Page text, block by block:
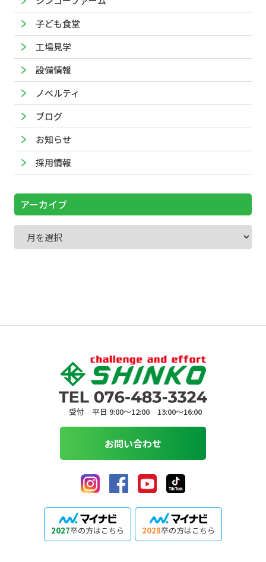
子ども食堂
工場見学
設備情報
ノベルティ
ブログ
お知らせ
採用情報
アーカイブ
受付 平日 9:00〜12:00 13:00〜16:00
お問い合わせ
2027卒の方はこちら 2028卒の方はこちら